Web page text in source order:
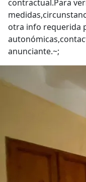
contractual.Para
otra info requerida
anunciante.~;